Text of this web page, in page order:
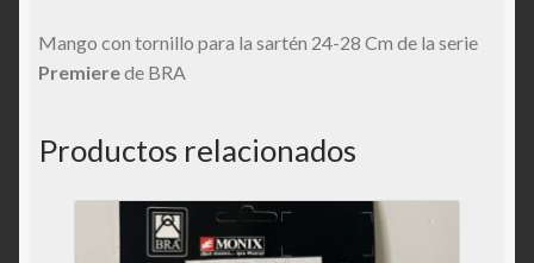
Mango con tornillo para la sartén 24-28 Cm de la serie
Premierede BRA
Productos relacionados